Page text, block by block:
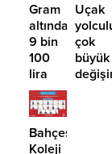
Gram
altında
9 bin
100
lira
öngörüsü:
Yükseliş
için o
tarihe
Uçak
çok
büyük
Bahçeşehir
Koleji